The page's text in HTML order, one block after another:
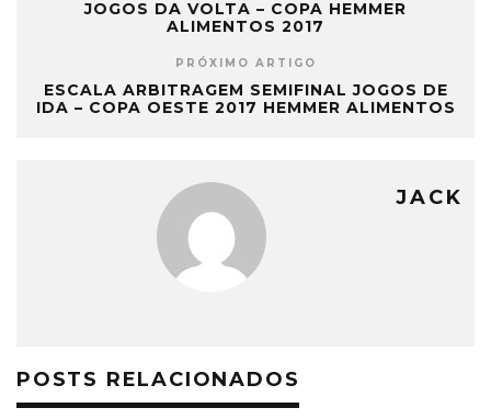
JOGOS DA VOLTA – COPA HEMMER
ALIMENTOS 2017
PRÓXIMO ARTIGO
ESCALA ARBITRAGEM SEMIFINAL JOGOS DE
IDA – COPA OESTE 2017 HEMMER ALIMENTOS
JACK
POSTS RELACIONADOS